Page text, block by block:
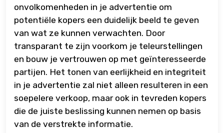
onvolkomenheden in je advertentie om
potentiële kopers een duidelijk beeld te geven
van wat ze kunnen verwachten. Door
transparant te zijn voorkom je teleurstellingen
en bouw je vertrouwen op met geïnteresseerde
partijen. Het tonen van eerlijkheid en integriteit
in je advertentie zal niet alleen resulteren in een
soepelere verkoop, maar ook in tevreden kopers
die de juiste beslissing kunnen nemen op basis
van de verstrekte informatie.